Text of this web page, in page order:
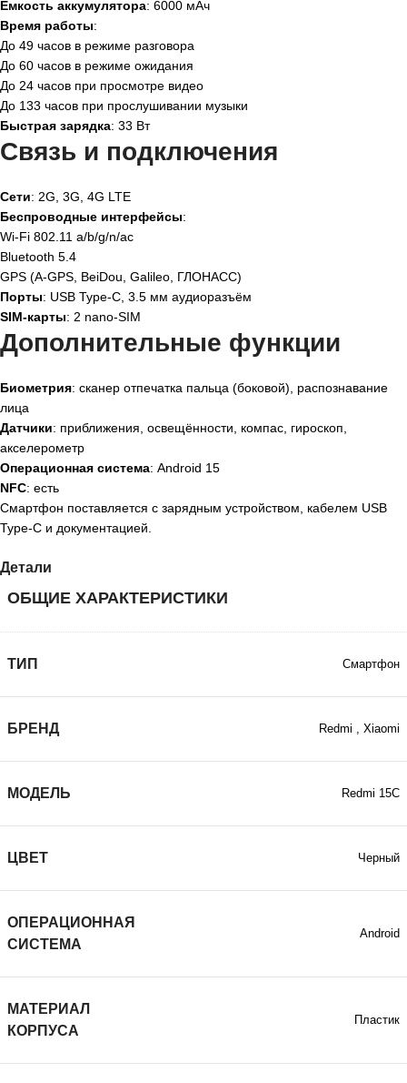
Ёмкость аккумулятора: 6000 мАч
Время работы:
До 49 часов в режиме разговора
До 60 часов в режиме ожидания
До 24 часов при просмотре видео
До 133 часов при прослушивании музыки
Быстрая зарядка: 33 Вт
Связь и подключения
Сети: 2G, 3G, 4G LTE
Беспроводные интерфейсы:
Wi-Fi 802.11 a/b/g/n/ac
Bluetooth 5.4
GPS (A-GPS, BeiDou, Galileo, ГЛОНАСС)
Порты: USB Type-C, 3.5 мм аудиоразъём
SIM-карты: 2 nano-SIM
Дополнительные функции
Биометрия: сканер отпечатка пальца (боковой), распознавание
лица
Датчики: приближения, освещённости, компас, гироскоп,
акселерометр
Операционная система: Android 15
NFC: есть
Смартфон поставляется с зарядным устройством, кабелем USB
Type-C и документацией.
Детали
ОБЩИЕ ХАРАКТЕРИСТИКИ
ТИП Смартфон
БРЕНД Redmi Xiaomi
МОДЕЛЬ Redmi 15C
ЦВЕТ Черный
ОПЕРАЦИОННАЯ
СИСТЕМА
Android
МАТЕРИАЛ
КОРПУСА
Пластик